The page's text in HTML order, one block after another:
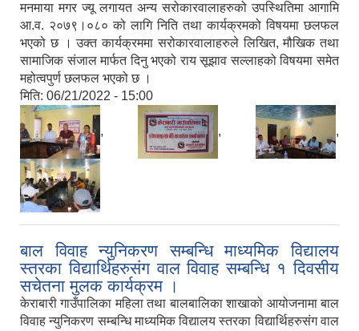
मनमाया मगर ज्यू लगायत अन्य सरोकारवालाहरुको उपस्थितिमा आगामि
आ.व. २०७९।०८० को लागि निति तथा कार्यक्रमको विषयमा छलफल
भएको छ । उक्त कार्यक्रममा सरोकारवालाहरुले लिखित, मौखिक तथा
सामाजिक संजाल मार्फत दिनु भएको राय सूझाव सल्लाहको विषयमा समेत
महोत्वपुर्ण छलफल भएको छ ।
मिति: 06/21/2022 - 15:00
, , ,
बाल विवाह न्युनिकरण सम्बन्धि माध्यमिक विद्यालय
स्तरका विद्यार्थिहरुसंग वाल विवाह सम्बन्धि १ दिवसीय
सचेतना मुलक कार्यक्रम ।
केराबारी गाउँपालिका महिला तथा बालबालिका शाखाको आयोजनामा बाल
विवाह न्युनिकरण सम्बन्धि माध्यमिक विद्यालय स्तरका विद्यार्थिहरुसंग वाल